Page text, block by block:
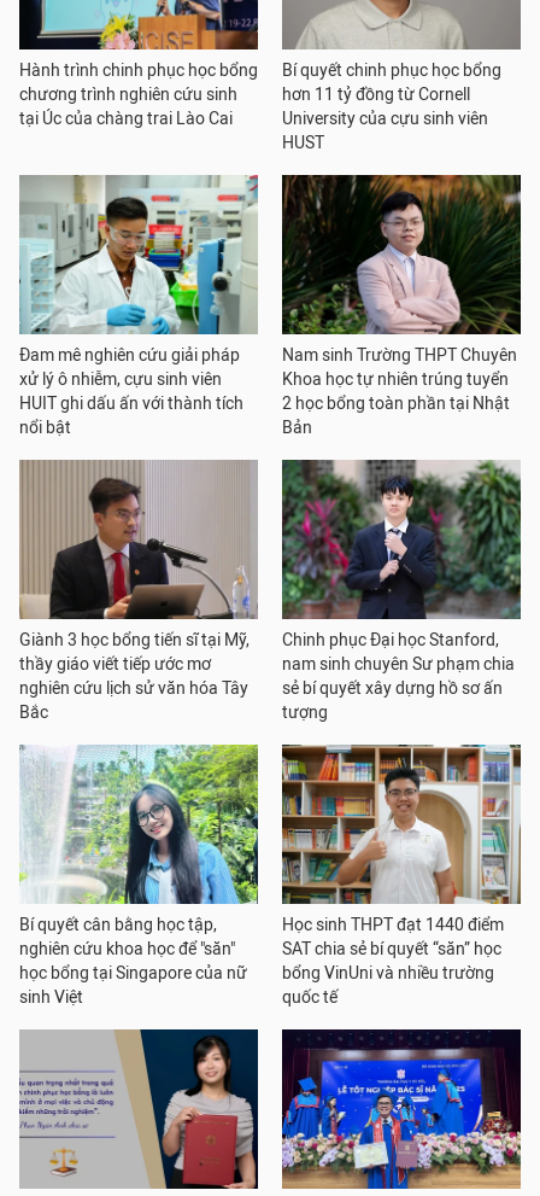
Hành trình chinh phục học bổng
chương trình nghiên cứu sinh
tại Úc của chàng trai Lào Cai
Bí quyết chinh phục học bổng
hơn 11 tỷ đồng từ Cornell
University của cựu sinh viên
HUST
Đam mê nghiên cứu giải pháp
xử lý ô nhiễm, cựu sinh viên
HUIT ghi dấu ấn với thành tích
nổi bật
Nam sinh Trường THPT Chuyên
Khoa học tự nhiên trúng tuyển
2 học bổng toàn phần tại Nhật
Bản
Giành 3 học bổng tiến sĩ tại Mỹ,
thầy giáo viết tiếp ước mơ
nghiên cứu lịch sử văn hóa Tây
Bắc
Chinh phục Đại học Stanford,
nam sinh chuyên Sư phạm chia
sẻ bí quyết xây dựng hồ sơ ấn
tượng
Bí quyết cân bằng học tập,
nghiên cứu khoa học để "săn"
học bổng tại Singapore của nữ
sinh Việt
Học sinh THPT đạt 1440 điểm
SAT chia sẻ bí quyết “săn” học
bổng VinUni và nhiều trường
quốc tế